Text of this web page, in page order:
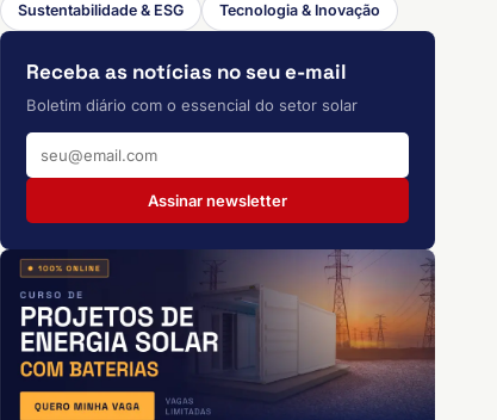
Sustentabilidade & ESG Tecnologia & Inovação
Receba as notícias no seu e-mail
Boletim diário com o essencial do setor solar
Assinar newsletter